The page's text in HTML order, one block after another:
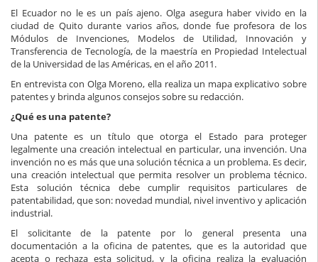
El Ecuador no le es un país ajeno. Olga asegura haber vivido en la
ciudad de Quito durante varios años, donde fue profesora de los
Módulos de Invenciones, Modelos de Utilidad, Innovación y
Transferencia de Tecnología, de la maestría en Propiedad Intelectual
de la Universidad de las Américas, en el año 2011.
En entrevista con Olga Moreno, ella realiza un mapa explicativo sobre
patentes y brinda algunos consejos sobre su redacción.
¿Qué es una patente?
Una patente es un título que otorga el Estado para proteger
legalmente una creación intelectual en particular, una invención. Una
invención no es más que una solución técnica a un problema. Es decir,
una creación intelectual que permita resolver un problema técnico.
Esta solución técnica debe cumplir requisitos particulares de
patentabilidad, que son: novedad mundial, nivel inventivo y aplicación
industrial.
El solicitante de la patente por lo general presenta una
documentación a la oficina de patentes, que es la autoridad que
acepta o rechaza esta solicitud, y la oficina realiza la evaluación